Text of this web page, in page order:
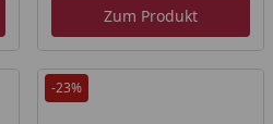
Zum Produkt
-23%